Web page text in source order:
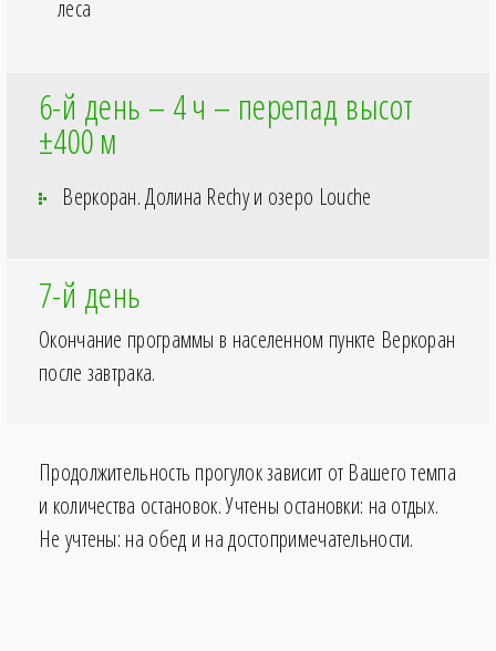
леса
6-й день – 4ч – перепад высот
±400м
Веркоран. Долина Rechy и озеро Louche
7-й день
Окончание программы в населенном пункте Веркоран
после завтрака.
Продолжительность прогулок зависит от Вашего темпа
и количества остановок. Учтены остановки: на отдых.
Не учтены: на обед и на достопримечательности.